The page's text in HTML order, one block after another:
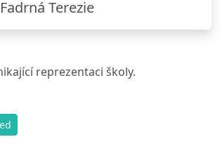
Terezie
reprezentaci školy.